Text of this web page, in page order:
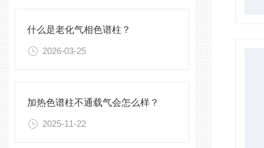
什么是老化气相色谱柱？
2026-03-25
加热色谱柱不通载气会怎么样？
2025-11-22